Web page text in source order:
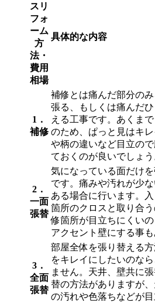
スリ
フォ
ーム
方
法・
費用
相場
具体的な内容
1．
補修
補修とは痛んだ部分の
張る、もしくは痛んだ
える工事です。あくま
のため、ぱっと見はキ
や柄の違いなど目立の
ておくのが良いでしょう
2．
一面
張替
気になっている面だけ
です。痛みや汚れが少
ある場合に行います。
箇所のクロスと取り合
修箇所が目立ちにくい
アクセント壁にする事も
3．
全面
張替
部屋全体を張り替える
をキレイにしたいのな
ません。天井、壁共に
替の方法がありますが
の汚れや色落ちなどが